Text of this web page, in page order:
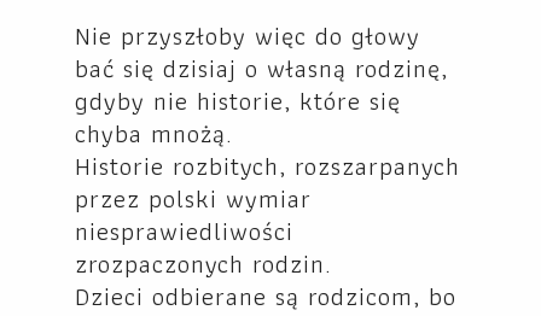
Nie przyszłoby więc do głowy
bać się dzisiaj o własną rodzinę,
gdyby nie historie, które się
chyba mnożą.
Historie rozbitych, rozszarpanych
przez polski wymiar
niesprawiedliwości
zrozpaczonych rodzin.
Dzieci odbierane są rodzicom, bo